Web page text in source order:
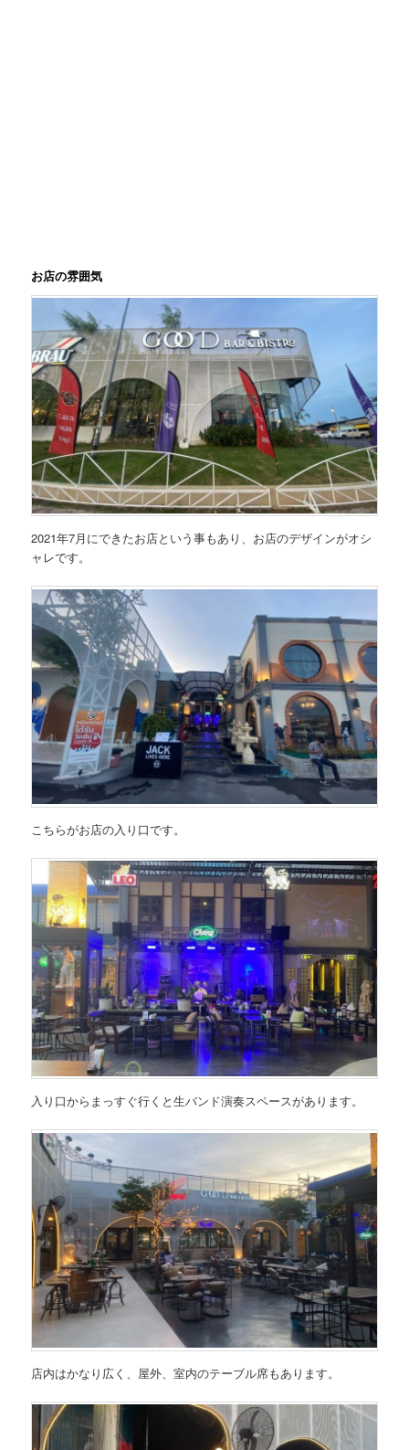
お店の雰囲気
2021年7月にできたお店という事もあり、お店のデザインがオシ
ャレです。
こちらがお店の入り口です。
入り口からまっすぐ行くと生バンド演奏スペースがあります。
店内はかなり広く、屋外、室内のテーブル席もあります。